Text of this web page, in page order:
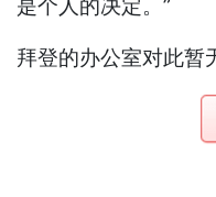
是个人的决定。”
拜登的办公室对此暂